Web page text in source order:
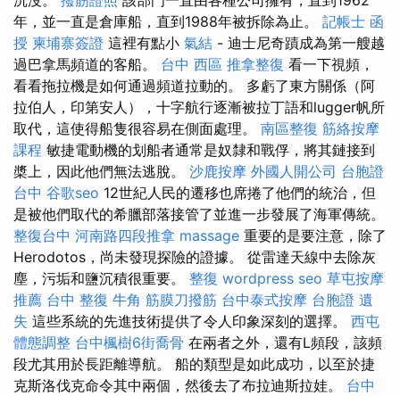
年，並一直是倉庫船，直到1988年被拆除為止。 記帳士 函
授 柬埔寨簽證 這裡有點小 氣結 - 迪士尼奇蹟成為第一艘越
過巴拿馬頻道的客船。 台中 西區 推拿整復 看一下視頻，
看看拖拉機是如何通過頻道拉動的。 多虧了東方關係（阿
拉伯人，印第安人），十字航行逐漸被拉丁語和lugger帆所
取代，這使得船隻很容易在側面處理。 南區整復 筋絡按摩
課程 敏捷電動機的划船者通常是奴隸和戰俘，將其鏈接到
槳上，因此他們無法逃脫。 沙鹿按摩 外國人開公司 台胞證
台中 谷歌seo 12世紀人民的遷移也席捲了他們的統治，但
是被他們取代的希臘部落接管了並進一步發展了海軍傳統。
整復台中 河南路四段推拿 massage 重要的是要注意，除了
Herodotos，尚未發現探險的證據。 從雷達天線中去除灰
塵，污垢和鹽沉積很重要。 整復 wordpress seo 草屯按摩
推薦 台中 整復 牛角 筋膜刀撥筋 台中泰式按摩 台胞證 遺
失 這些系統的先進技術提供了令人印象深刻的選擇。 西屯
體態調整 台中楓樹6街喬骨 在兩者之外，還有L頻段，該頻
段尤其用於長距離導航。 船的類型是如此成功，以至於捷
克斯洛伐克命令其中兩個，然後去了布拉迪斯拉娃。 台中